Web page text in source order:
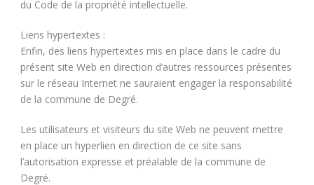
du Code de la propriété intellectuelle.
Liens hypertextes :
Enfin, des liens hypertextes mis en place dans le cadre du
présent site Web en direction d’autres ressources présentes
sur le réseau Internet ne sauraient engager la responsabilité
de la commune de Degré.
Les utilisateurs et visiteurs du site Web ne peuvent mettre
en place un hyperlien en direction de ce site sans
l’autorisation expresse et préalable de la commune de
Degré.